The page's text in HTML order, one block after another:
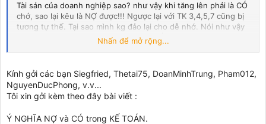
Tài sản của doanh nghiệp sao? như vậy khi tăng lên phải là CÓ
chớ, sao lại kêu là NỢ được!!! Ngược lại với TK 3,4,5,7 cũng bị
tương tự thế. Tại sao mình kg đảo lại cho dễ nhớ. Nói như vậy
để các bác hiểu rằng định nghĩa NỢ, CÓ này là như thế nào?
Em hỏi mấy đứa bạn đi trước toàn bảo do người ta qui định thế
nghĩa là gì??? Các bác giúp với!!!!!
Nhấn để mở rộng...
Kính gởi các bạn Siegfried, Thetai75, DoanMinhTrung, Pham012,
NguyenDucPhong, v.v...
Tôi xin gởi kèm theo đây bài viết :
Ý NGHĨA NỢ và CÓ trong KẾ TOÁN.